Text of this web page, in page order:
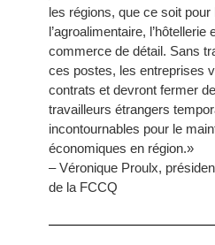
les régions, que ce soit pour
l’agroalimentaire,
commerce de détail. Sans
ces postes, les entreprises
contrats et devront fermer
travailleurs étrangers
incontournables pour le
économiques en région.»
– Véronique Proulx,
de la FCCQ